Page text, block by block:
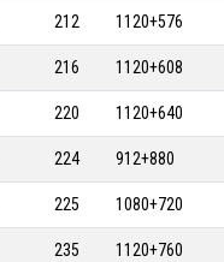
212 1120+576
216 1120+608
220 1120+640
224 912+880
225 1080+720
235 1120+760